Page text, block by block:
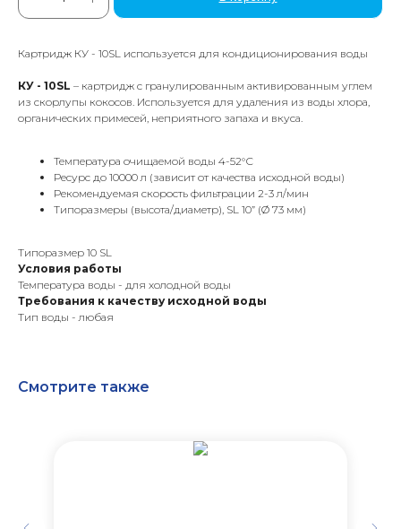
Картридж КУ - 10SL используется для кондиционирования воды
КУ - 10SL – картридж с гранулированным активированным углем
из скорлупы кокосов. Используется для удаления из воды хлора,
органических примесей, неприятного запаха и вкуса.
Температура очищаемой воды 4-52°С
Ресурс до 10000 л (зависит от качества исходной воды)
Рекомендуемая скорость фильтрации 2-3 л/мин
Типоразмеры (высота/диаметр), SL 10” (Ø 73 мм)
Типоразмер 10 SL
Условия работы
Температура воды - для холодной воды
Требования к качеству исходной воды
Тип воды - любая
Смотрите также